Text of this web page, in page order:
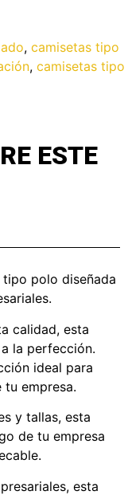
, camisetas tipo
, camisetas tipo
ESTE
tipo polo diseñada
calidad, esta
la perfección.
ideal para
tu empresa.
y tallas, esta
de tu empresa
esta